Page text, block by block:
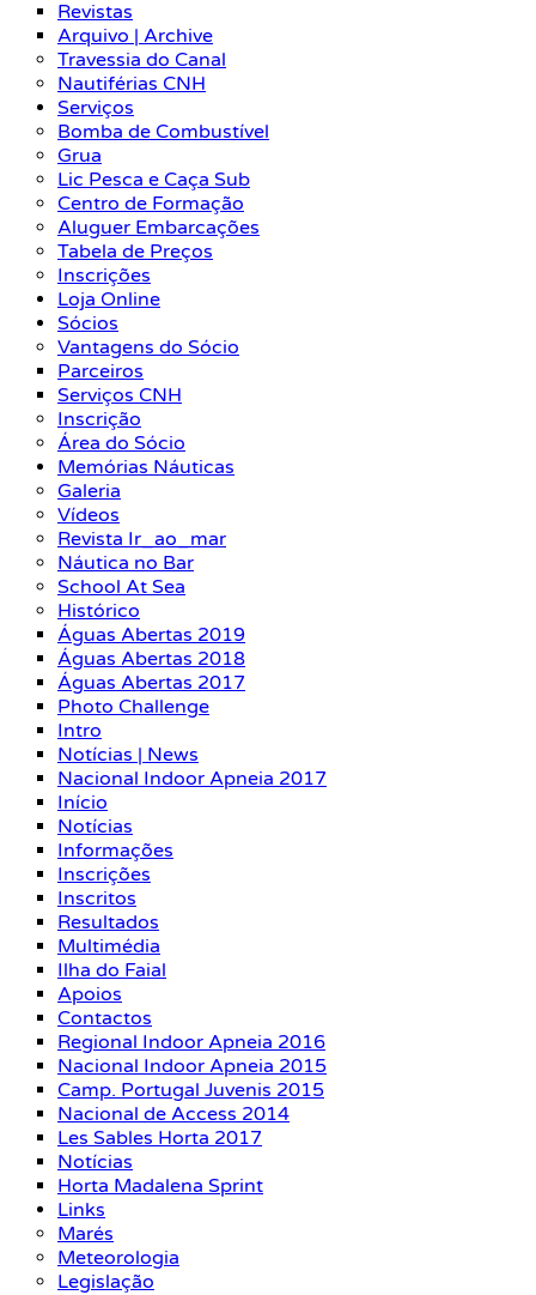
Revistas
Arquivo | Archive
Travessia do Canal
Nautiférias CNH
Serviços
Bomba de Combustível
Grua
Lic Pesca e Caça Sub
Centro de Formação
Aluguer Embarcações
Tabela de Preços
Inscrições
Loja Online
Sócios
Vantagens do Sócio
Parceiros
Serviços CNH
Inscrição
Área do Sócio
Memórias Náuticas
Galeria
Vídeos
Revista Ir_ao_mar
Náutica no Bar
School At Sea
Histórico
Águas Abertas 2019
Águas Abertas 2018
Águas Abertas 2017
Photo Challenge
Intro
Notícias | News
Nacional Indoor Apneia 2017
Início
Notícias
Informações
Inscrições
Inscritos
Resultados
Multimédia
Ilha do Faial
Apoios
Contactos
Regional Indoor Apneia 2016
Nacional Indoor Apneia 2015
Camp. Portugal Juvenis 2015
Nacional de Access 2014
Les Sables Horta 2017
Notícias
Horta Madalena Sprint
Links
Marés
Meteorologia
Legislação